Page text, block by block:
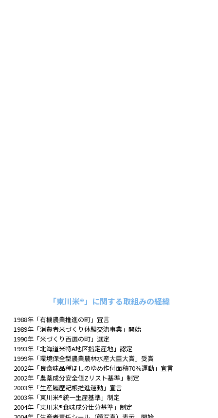
「東川米®」に関する取組みの経緯
1988年「有機農業推進の町」宜言
1989年「消費者米づくり体験交流事業」開始
1990年「米づくり百選の町」選定
1993年「北海道米特A地区指定産地」認定
1999年「環境保全型農業農林水産大臣大賞」受賞
2002年「良食味品種ほしのゆめ作付面積70％運動」宜言
2002年「農薬成分安全値Zリスト基準」制定
2003年「生産履歴記帳推進運動」宣言
2003年「東川米®統一生産基準」制定
2004年「東川米®食味成分仕分基準」制定